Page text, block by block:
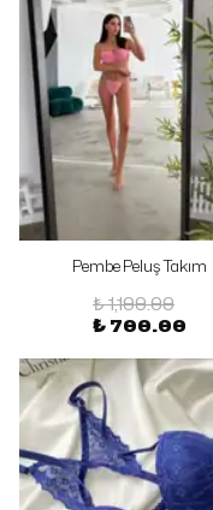
Pembe Peluş Takım
₺ 1,100.00
₺ 700.00